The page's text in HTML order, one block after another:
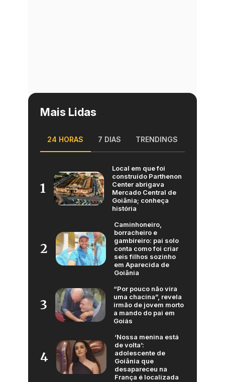
Mais Lidas
24 HORAS 7 DIAS TRENDINGS
1
Local em que foi
construído Parthenon
Center abrigava
Mercado Central de
Goiânia; conheça
história
2
Caminhoneiro,
borracheiro e
gambireiro: pai solo
conta como foi criar
seis filhos sozinho
em Aparecida de
Goiânia
3
“Por pouco não vira
uma chacina”, revela
irmão de jovem morto
a mando do pai em
Goiás
4
‘Nossa menina está
de volta’:
adolescente de
Goiânia que
desapareceu na
França é localizada